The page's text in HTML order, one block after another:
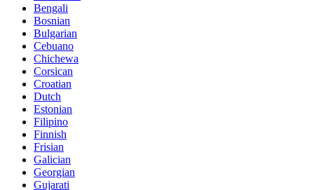
Bengali
Bosnian
Bulgarian
Cebuano
Chichewa
Corsican
Croatian
Dutch
Estonian
Filipino
Finnish
Frisian
Galician
Georgian
Gujarati